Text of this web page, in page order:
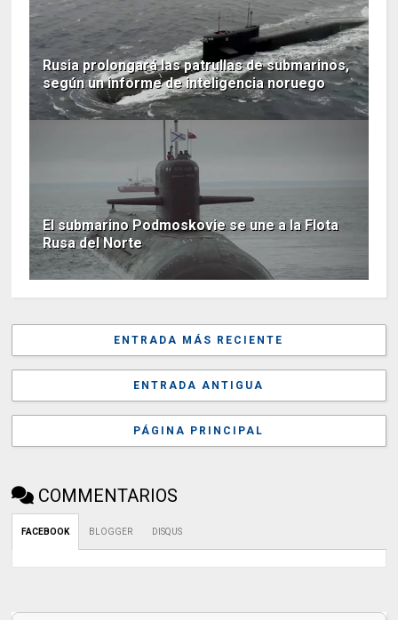
Rusia prolongará las patrullas de submarinos,
según un informe de inteligencia noruego
El submarino Podmoskovie se une a la Flota
Rusa del Norte
ENTRADA MÁS RECIENTE
ENTRADA ANTIGUA
PÁGINA PRINCIPAL
COMMENTARIOS
FACEBOOK BLOGGER DISQUS